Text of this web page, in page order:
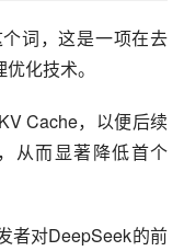
词，这是一项在去
化技术。
Cache，以便后续
从而显著降低首个
者对DeepSeek的前